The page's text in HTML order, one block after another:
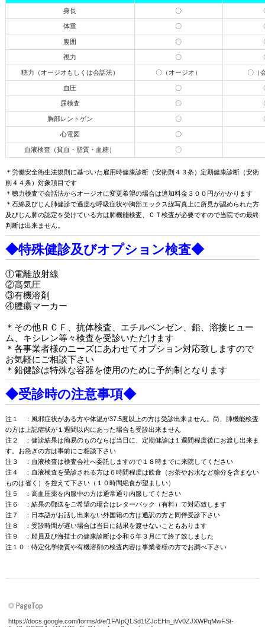
身長 〇
体重 〇
腹囲 〇
視力 〇
聴力（オージオもしくは会話法） 〇（オージオ） 〇（
血圧 〇
尿検査 〇
胸部レントゲン 〇
心電図 〇
血液検査（貧血・脂質・血糖） 〇
＊労働安全衛生法規則に基づいた雇用時健康診断（安衛則４３条）定期健康診断（安衛
則４４条）対象項目です
＊聴力検査で会話法からオージオに変更希望の場合は追加料金３００円がかかります
＊石綿及びじん肺健診で過度な呼吸症状や胸部エックス線写真上に所見が認められた方
及びじん肺の認定を受けている方は肺機能検査、ＣＴ検査が必要ですので当院での最終
判断は出来ません。
◆特殊健診及びオプション検査◆
①電離放射線
②高気圧
③有機溶剤
④腫瘍マーカー
＊その他ＲＣＦ、抗体検査、エチルベンゼン、鉛、溶接ヒュー
ム、キシレン等々検査を受診いただけます
＊各事業者様のニーズにあわせてオプション対応致しますので
お気軽にご相談下さい
＊鉛健診は特殊な容器を使用のために予約制となります
◆受診時の注意事項◆
注１ ：風邪症状がある方や体温が37.5度以上の方は受診出来ません。尚、肺機能検査
の方は上記症状が１週間以内にあった場合も受診出来ません
注２ ：健診結果は簡易のものならば当日に、定期健診は１週間程度後にお渡し出来ま
す。お急ぎの方は事前にご相談下さい
注３ ：血液検査は検査会社へ委託しますので１８時までに来院してください
注４ ：血液検査を受診される方は６時間程度は飲食（お茶やお水など糖分を含まない
ものは省く）を控えて下さい（１０時間絶食が望ましい）
注５ ：高血圧薬を内服中の方は通常通り内服してください
注６ ：結果の郵送をご希望の場合はレターパック（有料）で対応致します
注７ ：日本語がお話し出来ない外国籍の方は通訳の方と同伴受診下さい
注８ ：受診時間が遅い場合は当日に結果を渡せないこともあります
注９ ：船員及び海技士の健康診断は令和６年３月にて終了致しました
注１０：特定化学物質や有機溶剤の検査内容は事業者様の方でお調べ下さい
https://docs.google.com/forms/d/e/1FAIpQLSd1fZJcEHn_iVv0ZJXWPqMwFSt-